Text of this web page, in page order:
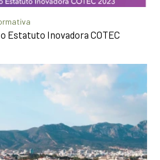
Estatuto Inovadora COTEC